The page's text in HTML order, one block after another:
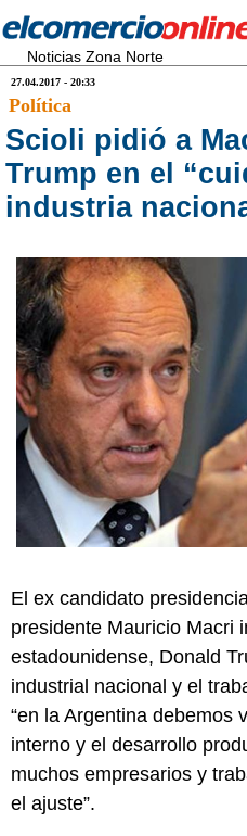
Noticias Zona Norte
27.04.2017 - 20:33
Política
Scioli pidió a
Trump en el
industria
El ex candidato
presidente Mauricio Macri
estadounidense, Donald
industrial nacional y el
“en la Argentina debemos
interno y el desarrollo
muchos empresarios y
el ajuste”.